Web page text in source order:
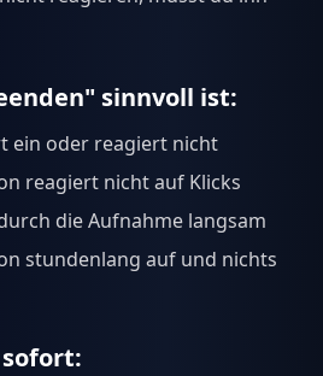
sinnvoll ist:
ein oder reagiert nicht
reagiert nicht auf Klicks
die Aufnahme langsam
stundenlang auf und nichts